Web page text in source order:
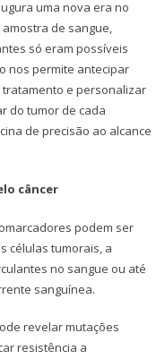
uma nova era no
de sangue,
só eram possíveis
nos permite antecipar
e personalizar
do tumor de cada
de precisão ao alcance
câncer
podem ser
células tumorais, a
no sangue ou até
sanguínea.
revelar mutações
resistência a